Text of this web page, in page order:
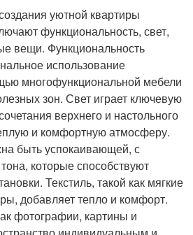
уютной квартиры
функциональность, свет,
вещи. Функциональность
использование
многофункциональной мебели
зон. Свет играет ключевую
верхнего и настольного
и комфортную атмосферу.
быть успокаивающей, с
которые способствуют
Текстиль, такой как мягкие
добавляет тепло и комфорт.
фотографии, картины и